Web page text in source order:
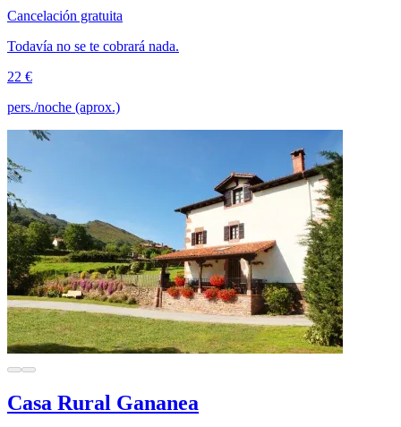
Cancelación gratuita
Todavía no se te cobrará nada.
22 €
pers./noche (aprox.)
Casa Rural Gananea